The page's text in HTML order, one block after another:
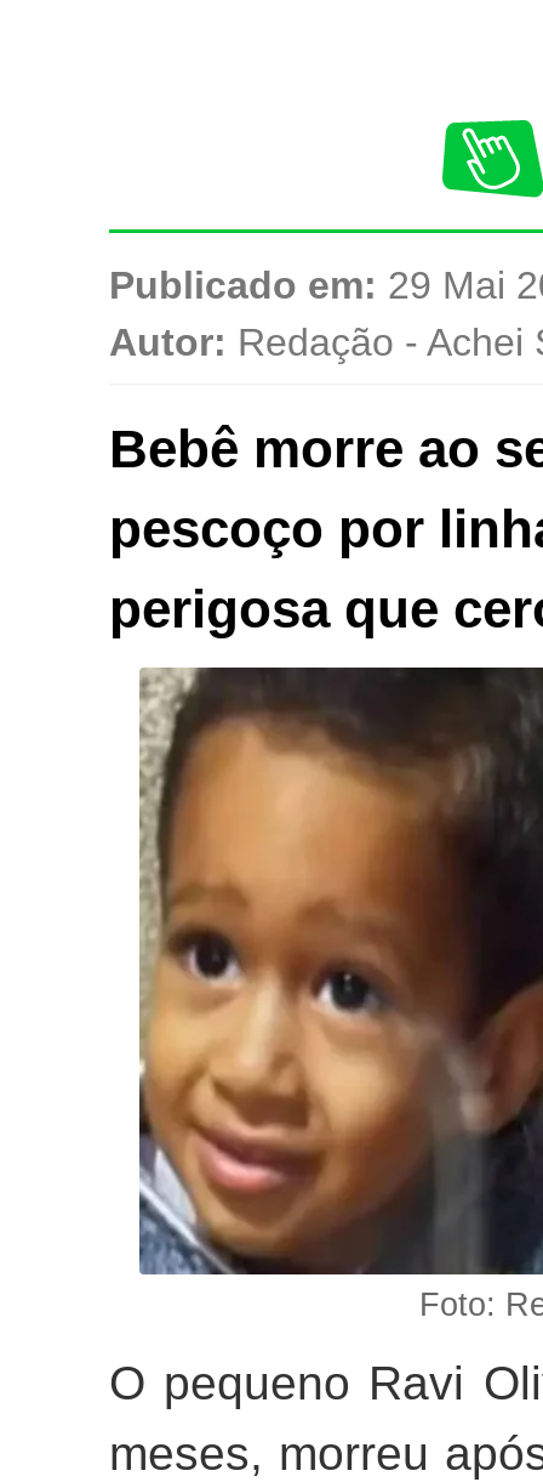
Publicado em: 29 Mai
Autor: Redação - Achei
Bebê morre ao
pescoço por
perigosa que
Foto:
O pequeno Ravi
meses, morreu